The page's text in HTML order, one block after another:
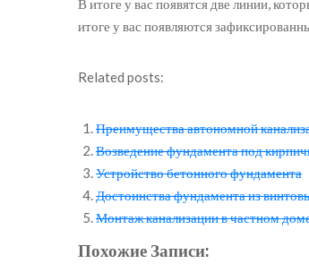
В итоге у вас появятся две линии,
итоге у вас появляются
Related posts:
Преимущества автономной
Возведение фундамента под
Устройство бетонного фундамента
Достоинства фундамента из
Монтаж канализации в частном
Похожие Записи: